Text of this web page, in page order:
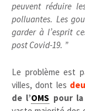
peuvent réduire
polluantes. Les
garder à l’esprit
post Covid-19. ”
Le problème est
villes, dont les
de l’OMS pour